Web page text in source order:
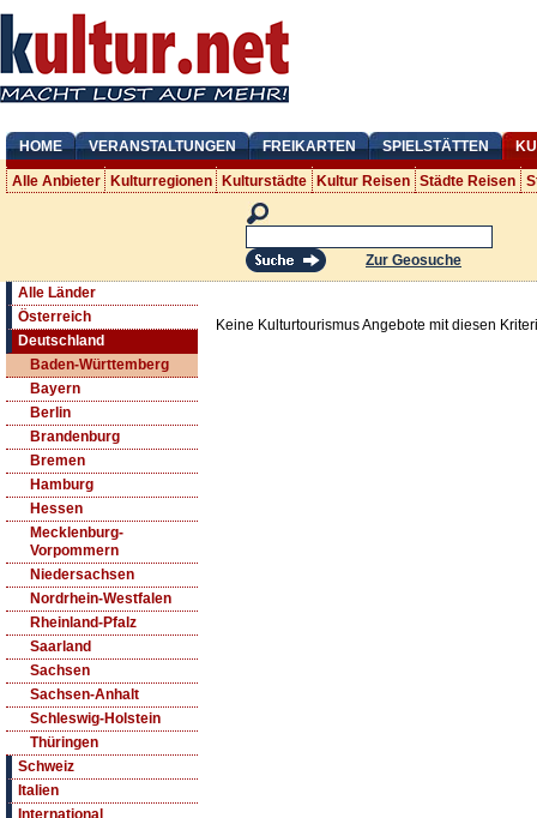
HOME VERANSTALTUNGEN FREIKARTEN SPIELSTÄTTEN
Alle Anbieter Kulturregionen Kulturstädte Kultur Reisen Städte Reisen
Zur Geosuche
Alle Länder
Österreich
Deutschland
Baden-Württemberg
Bayern
Berlin
Brandenburg
Bremen
Hamburg
Hessen
Mecklenburg-
Vorpommern
Niedersachsen
Nordrhein-Westfalen
Rheinland-Pfalz
Saarland
Sachsen
Sachsen-Anhalt
Schleswig-Holstein
Thüringen
Schweiz
Italien
International
Keine Kulturtourismus Angebote mit diesen